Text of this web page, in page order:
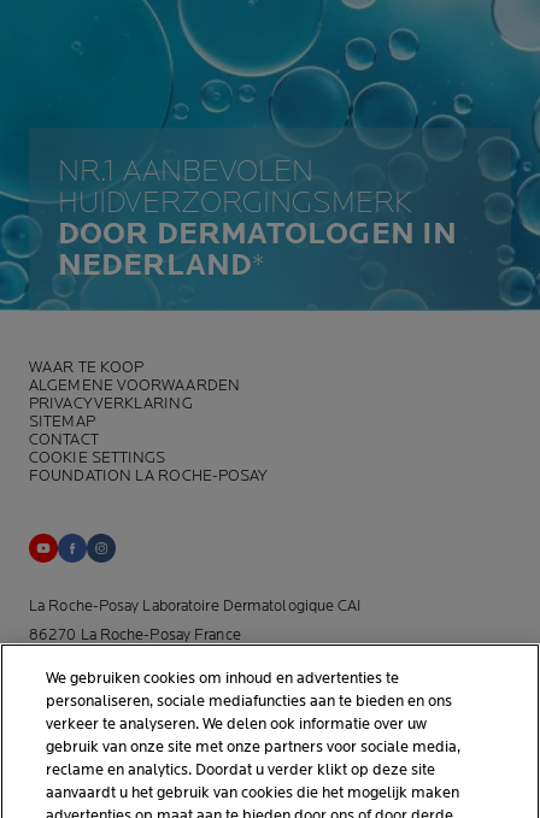
NR.1 AANBEVOLEN
HUIDVERZORGINGSMERK
DOOR DERMATOLOGEN IN
NEDERLAND*
WAAR TE KOOP
ALGEMENE VOORWAARDEN
PRIVACYVERKLARING
SITEMAP
CONTACT
COOKIE SETTINGS
FOUNDATION LA ROCHE-POSAY
La Roche-Posay Laboratoire Dermatologique CAI
86270 La Roche-Posay France
*Onderzoek uitgevoerd binnen de dermo-cosmetische
huidverzorgingsmarkt door APLUSA en haar partners van januari tot
april 2025, onder 56 dermatologen in Nederland.
We gebruiken cookies om inhoud en advertenties te
personaliseren, sociale mediafuncties aan te bieden en ons
verkeer te analyseren. We delen ook informatie over uw
gebruik van onze site met onze partners voor sociale media,
reclame en analytics. Doordat u verder klikt op deze site
aanvaardt u het gebruik van cookies die het mogelijk maken